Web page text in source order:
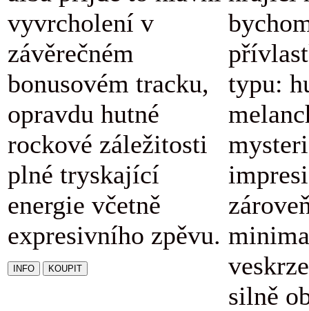
vyvrcholení v
závěrečném
bonusovém tracku,
opravdu hutné
rockové záležitosti
plné tryskající
energie včetně
expresivního zpěvu.
typu:
silně